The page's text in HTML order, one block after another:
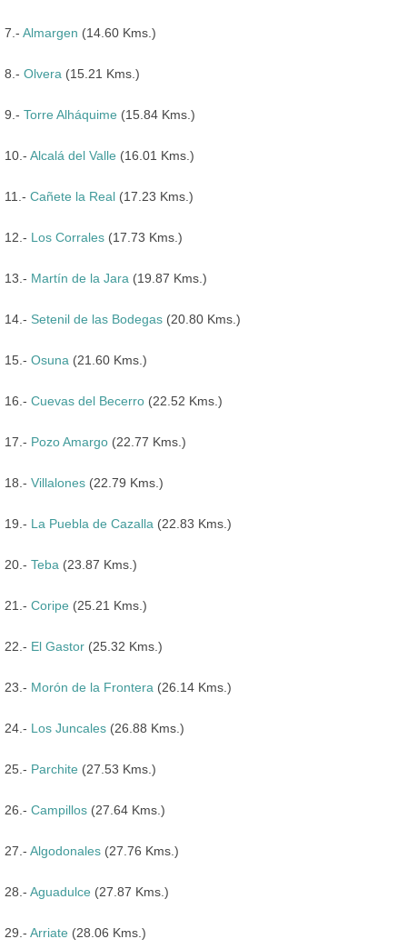
7.- Almargen (14.60 Kms.)
8.- Olvera (15.21 Kms.)
9.- Torre Alháquime (15.84 Kms.)
10.- Alcalá del Valle (16.01 Kms.)
11.- Cañete la Real (17.23 Kms.)
12.- Los Corrales (17.73 Kms.)
13.- Martín de la Jara (19.87 Kms.)
14.- Setenil de las Bodegas (20.80 Kms.)
15.- Osuna (21.60 Kms.)
16.- Cuevas del Becerro (22.52 Kms.)
17.- Pozo Amargo (22.77 Kms.)
18.- Villalones (22.79 Kms.)
19.- La Puebla de Cazalla (22.83 Kms.)
20.- Teba (23.87 Kms.)
21.- Coripe (25.21 Kms.)
22.- El Gastor (25.32 Kms.)
23.- Morón de la Frontera (26.14 Kms.)
24.- Los Juncales (26.88 Kms.)
25.- Parchite (27.53 Kms.)
26.- Campillos (27.64 Kms.)
27.- Algodonales (27.76 Kms.)
28.- Aguadulce (27.87 Kms.)
29.- Arriate (28.06 Kms.)